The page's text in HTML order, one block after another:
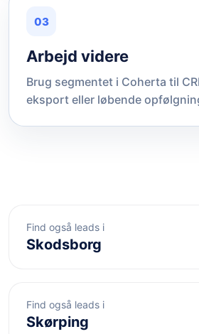
03
Arbejd videre
Brug segmentet i Coherta til
eksport eller løbende
Find også leads i
Skodsborg
Find også leads i
Skørping